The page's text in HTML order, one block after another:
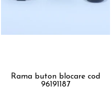
Rama buton blocare cod
96191187